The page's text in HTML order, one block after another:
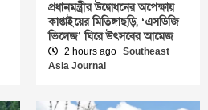
প্রধানমন্ত্রীর উদ্বোধনের অপেক্ষায়
কাপ্তাইয়ের মিতিঙ্গাছড়ি, ‘এসডিজি
ভিলেজ’ ঘিরে উৎসবের আমেজ
2 hours ago Southeast
Asia Journal